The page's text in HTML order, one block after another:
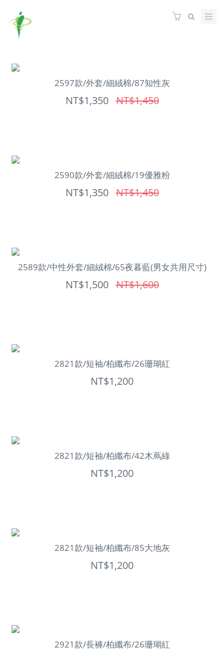
2597款/外套/細絨棉/87知性灰
NT$1,350NT$1,450
2590款/外套/細絨棉/19優雅粉
NT$1,350NT$1,450
2589款/中性外套/細絨棉/65夜暮藍(男女共用尺寸)
NT$1,500NT$1,600
2821款/短袖/柏纖布/26珊瑚紅
NT$1,200
2821款/短袖/柏纖布/42木蔦綠
NT$1,200
2821款/短袖/柏纖布/85大地灰
NT$1,200
2921款/長褲/柏纖布/26珊瑚紅